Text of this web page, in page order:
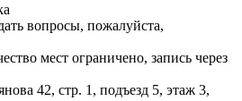
вопросы, пожалуйста,
мест ограничено, запись через
42, стр. 1, подъезд 5, этаж 3,